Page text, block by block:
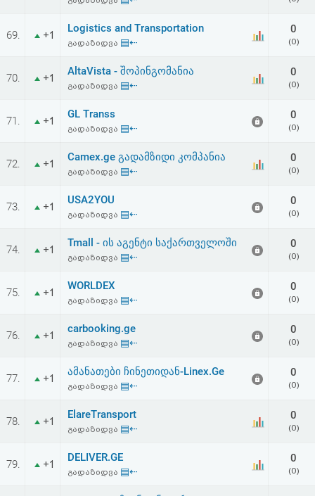
უარყოფა
69. +1
Logistics and Transportation
გადაზიდვა ▤⇠
0
(0)
70. +1
AltaVista - შოპინგომანია
გადაზიდვა ▤⇠
0
(0)
71. +1
GL Transs
გადაზიდვა ▤⇠
0
(0)
72. +1
Camex.ge გადამზიდი კომპანია
გადაზიდვა ▤⇠
0
(0)
73. +1
USA2YOU
გადაზიდვა ▤⇠
0
(0)
74. +1
Tmall - ის აგენტი საქართველოში
გადაზიდვა ▤⇠
0
(0)
75. +1
WORLDEX
გადაზიდვა ▤⇠
0
(0)
76. +1
carbooking.ge
გადაზიდვა ▤⇠
0
(0)
77. +1
ამანათები ჩინეთიდან-Linex.Ge
გადაზიდვა ▤⇠
0
(0)
78. +1
ElareTransport
გადაზიდვა ▤⇠
0
(0)
79. +1
DELIVER.GE
გადაზიდვა ▤⇠
0
(0)